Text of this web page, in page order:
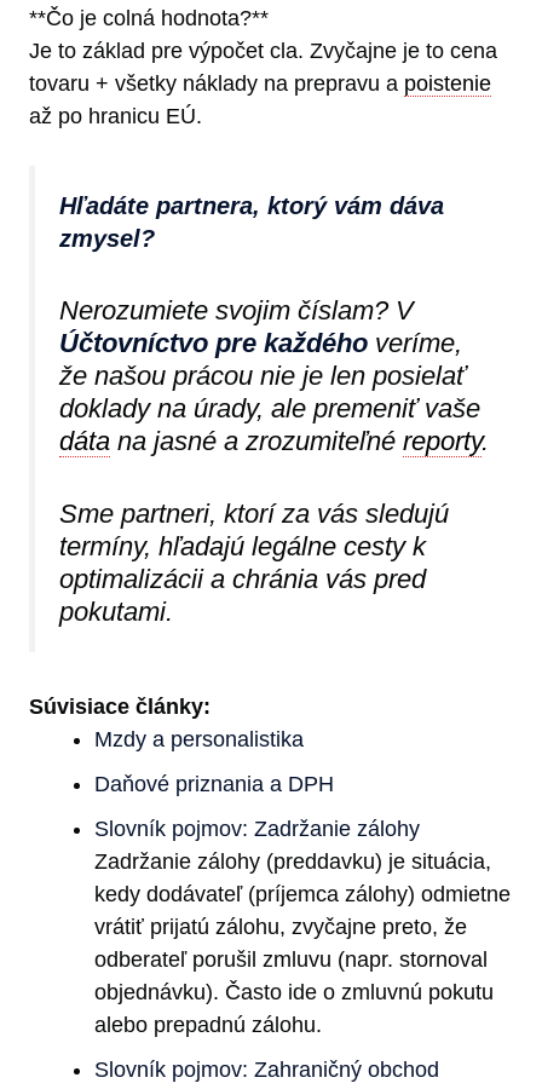
**Čo je colná hodnota?**
Je to základ pre výpočet cla. Zvyčajne je to cena
tovaru + všetky náklady na prepravu a poistenie
až po hranicu EÚ.
Hľadáte partnera, ktorý vám dáva
zmysel?
Nerozumiete svojim číslam? V
Účtovníctvo pre každého veríme,
že našou prácou nie je len posielať
doklady na úrady, ale premeniť vaše
dáta na jasné a zrozumiteľné reporty.
Sme partneri, ktorí za vás sledujú
termíny, hľadajú legálne cesty k
optimalizácii a chránia vás pred
pokutami.
Súvisiace články:
Mzdy a personalistika
Daňové priznania a DPH
Slovník pojmov: Zadržanie zálohy
Zadržanie zálohy (preddavku) je situácia,
kedy dodávateľ (príjemca zálohy) odmietne
vrátiť prijatú zálohu, zvyčajne preto, že
odberateľ porušil zmluvu (napr. stornoval
objednávku). Často ide o zmluvnú pokutu
alebo prepadnú zálohu.
Slovník pojmov: Zahraničný obchod